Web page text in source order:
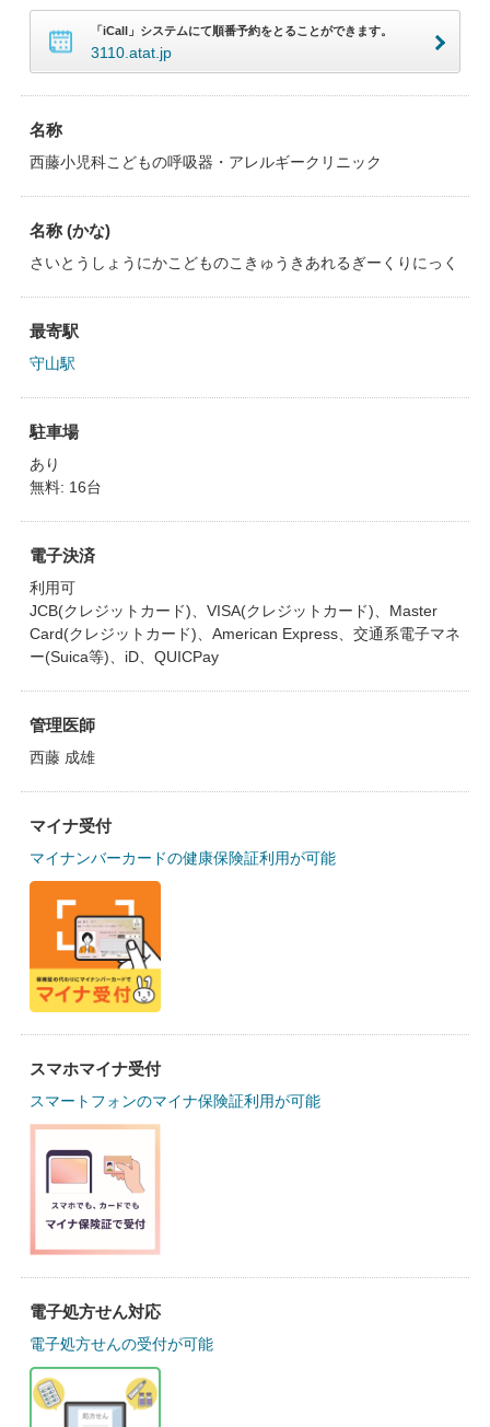
「iCall」システムにて順番予約をとることができます。
3110.atat.jp
名称
西藤小児科こどもの呼吸器・アレルギークリニック
名称 (かな)
さいとうしょうにかこどものこきゅうきあれるぎーくりにっく
最寄駅
守山駅
駐車場
あり
無料: 16台
電子決済
利用可
JCB(クレジットカード)、VISA(クレジットカード)、Master
Card(クレジットカード)、American Express、交通系電子マネ
ー(Suica等)、iD、QUICPay
管理医師
西藤 成雄
マイナ受付
マイナンバーカードの健康保険証利用が可能
スマホマイナ受付
スマートフォンのマイナ保険証利用が可能
電子処方せん対応
電子処方せんの受付が可能